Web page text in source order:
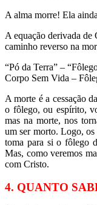
A alma morre! Ela
A equação derivada de
caminho reverso na
“Pó da Terra” –
Corpo Sem Vida –
A morte é a cessação
o fôlego, ou espírito,
mas na morte, nos
um ser morto. Logo, os
toma para si o fôlego
Mas, como veremos
com Cristo.
4. QUANTO